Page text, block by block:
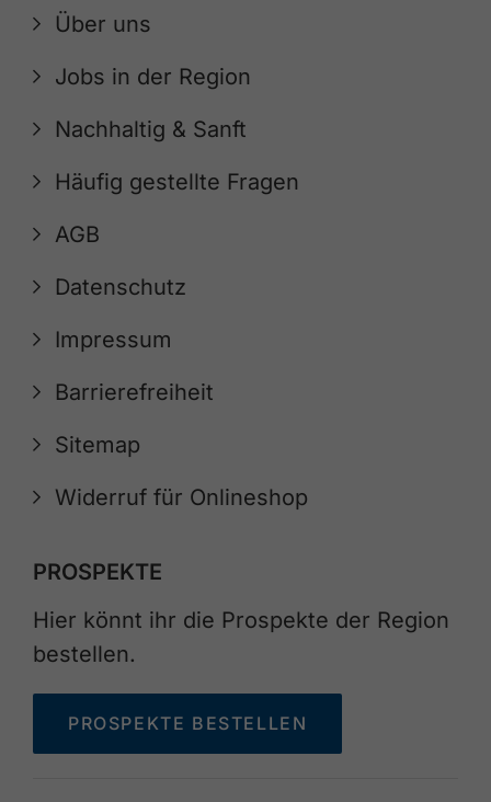
Über uns
Jobs in der Region
Nachhaltig & Sanft
Häufig gestellte Fragen
AGB
Datenschutz
Impressum
Barrierefreiheit
Sitemap
Widerruf für Onlineshop
PROSPEKTE
Hier könnt ihr die Prospekte der Region
bestellen.
PROSPEKTE BESTELLEN